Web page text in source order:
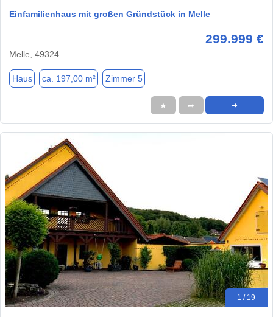
Einfamilienhaus mit großen Gründstück in Melle
299.999 €
Melle, 49324
Haus ca. 197,00 m² Zimmer 5
★ ➦ ➜
1 / 19